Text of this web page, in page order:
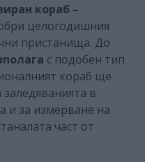
кораб –
целогодишния
пристанища. До
с подобен тип
кораб ще
в
и за измерване на
част от